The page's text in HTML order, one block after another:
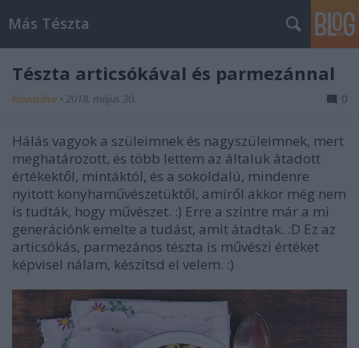
Más Tészta
Tészta articsókával és parmezánnal
Havasilive • 2018. május 30. 0
Hálás vagyok a szüleimnek és nagyszüleimnek, mert
meghatározott, és több lettem az általuk átadott
értékektől, mintáktól, és a sokoldalú, mindenre
nyitott konyhaművészetüktől, amiről akkor még nem
is tudták, hogy művészet. :) Erre a szintre már a mi
generációnk emelte a tudást, amit átadtak. :D Ez az
articsókás, parmezános tészta is művészi értéket
képvisel nálam, készítsd el velem. :)